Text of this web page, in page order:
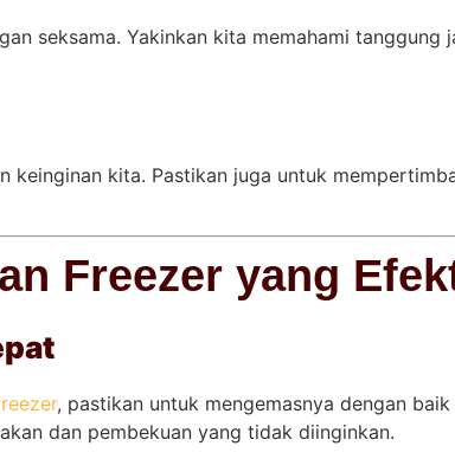
seksama. Yakinkan kita memahami
keinginan kita. Pastikan juga untuk
Freezer yang
, pastikan untuk mengemasnya dengan
dan pembekuan yang tidak diinginkan.